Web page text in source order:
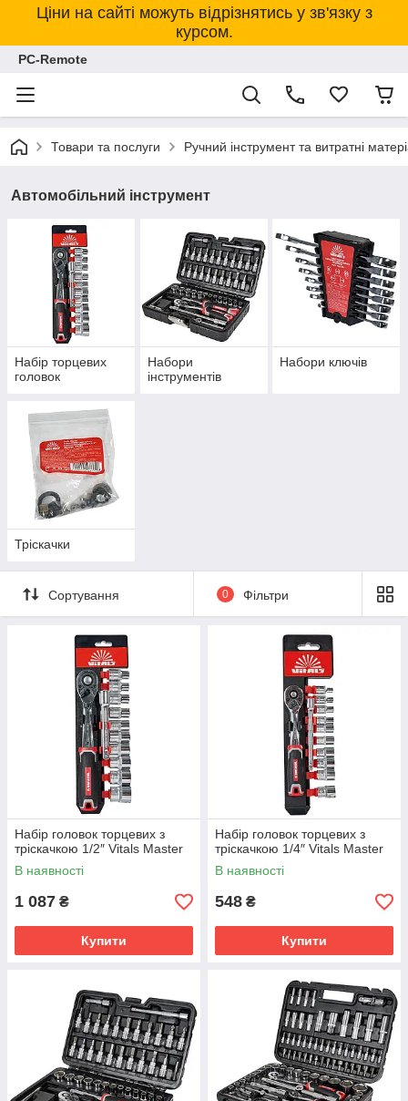
Ціни на сайті можуть відрізнятись у зв'язку з
курсом.
PC-Remote
Товари та послуги Ручний інструмент та витратні
Автомобільний інструмент
Набір торцевих
головок
Набори
інструментів
Набори ключів
Тріскачки
Сортування 0 Фільтри
Набір головок торцевих з
тріскачкою 1/2″ Vitals Master
В наявності
1 087 ₴
Купити
Набір головок торцевих з
тріскачкою 1/4″ Vitals Master
В наявності
548 ₴
Купити